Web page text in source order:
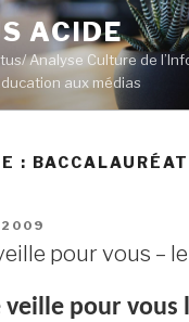
ACIDE
Analyse Culture de
aux médias
:
2009
pour vous –
pour vous